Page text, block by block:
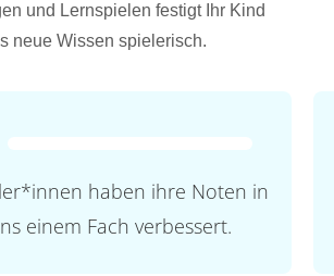
und Lernspielen festigt Ihr Kind
neue Wissen spielerisch.
haben ihre Noten in
einem Fach verbessert.